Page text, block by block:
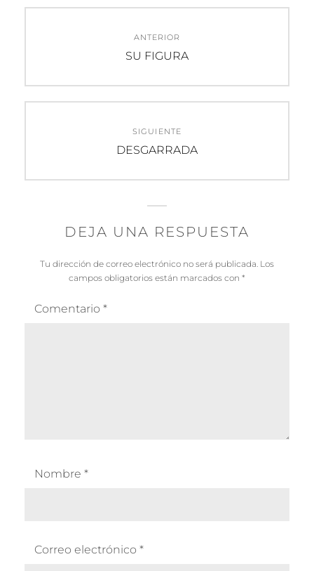
entradas
ANTERIOR
Entrada
SU FIGURA
SIGUIENTE
Entrada
DESGARRADA
DEJA UNA RESPUESTA
Tu dirección de correo electrónico no será publicada. Los
campos obligatorios están marcados con *
Comentario *
Nombre *
Correo electrónico *